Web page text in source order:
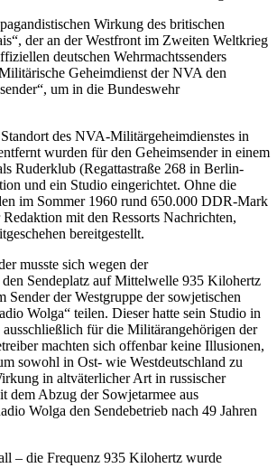
Wirkung des britischen
der an der Westfront im Zweiten Weltkrieg
deutschen Wehrmachtssenders
Geheimdienst der NVA den
um in die Bundeswehr
des NVA-Militärgeheimdienstes in
wurden für den Geheimsender in einem
Ruderklub (Regattastraße 268 in Berlin-
und ein Studio eingerichtet. Ohne die
im Sommer 1960 rund 650.000 DDR-Mark
mit den Ressorts Nachrichten,
bereitgestellt.
musste sich wegen der
Sendeplatz auf Mittelwelle 935 Kilohertz
Sender der Westgruppe der sowjetischen
Wolga“ teilen. Dieser hatte sein Studio in
ausschließlich für die Militärangehörigen der
machten sich offenbar keine Illusionen,
sowohl in Ost- wie Westdeutschland zu
in altväterlicher Art in russischer
dem Abzug der Sowjetarmee aus
Wolga den Sendebetrieb nach 49 Jahren
– die Frequenz 935 Kilohertz wurde